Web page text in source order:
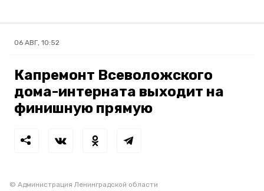
06 АВГ, 10:52
Капремонт Всеволожского
дома-интерната выходит на
финишную прямую
© Администрация Ленинградской области